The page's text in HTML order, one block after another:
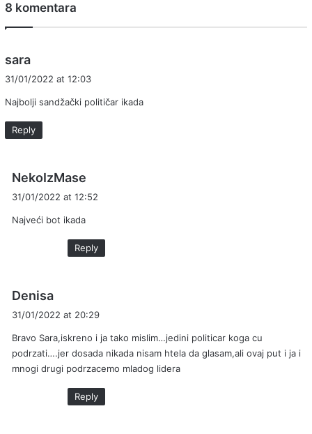
8 komentara
sara
s
:
31/01/2022 at 12:03
Najbolji sandžački političar ikada
Reply
NekoIzMase
:
31/01/2022 at 12:52
Najveći bot ikada
Reply
Denisa
s
:
31/01/2022 at 20:29
Bravo Sara,iskreno i ja tako mislim…jedini politicar koga cu
podrzati….jer dosada nikada nisam htela da glasam,ali ovaj put i ja i
mnogi drugi podrzacemo mladog lidera
Reply